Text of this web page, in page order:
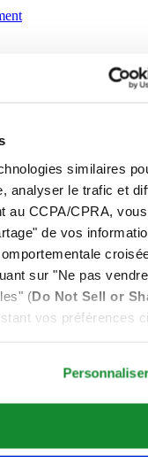
similaires
analyser le trafic et
au CCPA/CPRA,
de vos
sur "Ne pas
(Do Not Sell or
vos préférences